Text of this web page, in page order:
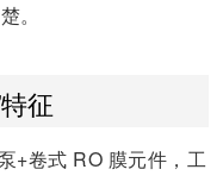
。
征
+卷式 RO 膜元件，工